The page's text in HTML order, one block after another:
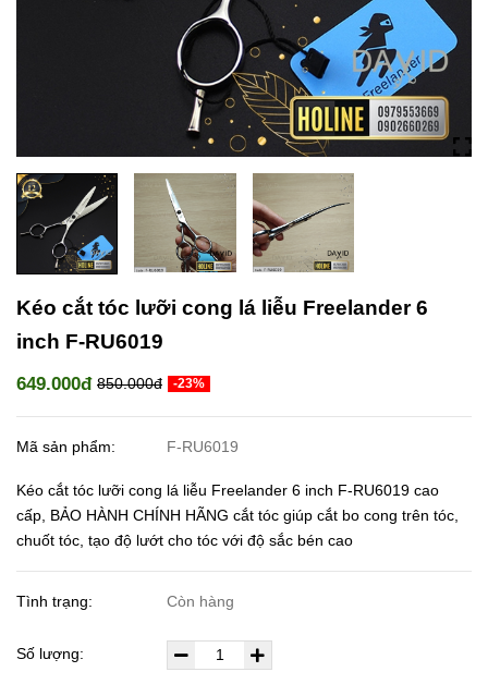
Kéo cắt tóc lưỡi cong lá liễu Freelander 6
inch F-RU6019
649.000đ 850.000đ -23%
Mã sản phẩm: F-RU6019
Kéo cắt tóc lưỡi cong lá liễu Freelander 6 inch F-RU6019 cao
cấp, BẢO HÀNH CHÍNH HÃNG cắt tóc giúp cắt bo cong trên tóc,
chuốt tóc, tạo độ lướt cho tóc với độ sắc bén cao
Tình trạng: Còn hàng
Số lượng: